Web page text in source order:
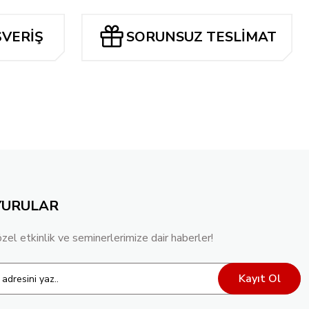
SORUNSUZ TESLİMAT
etkinlik ve seminerlerimize dair haberler!
Kayıt Ol